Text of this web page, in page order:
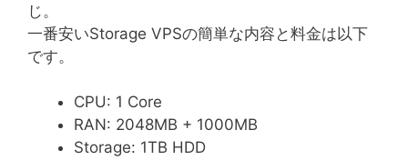
じ。
一番安いStorage VPSの簡単な内容と料金は以下
です。
CPU: 1 Core
RAN: 2048MB + 1000MB
Storage: 1TB HDD